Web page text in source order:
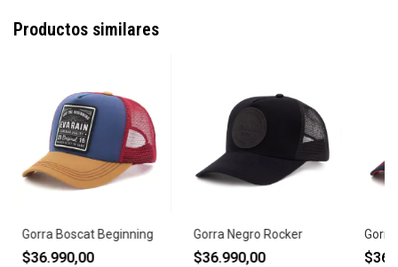
Productos similares
Gorra Boscat Beginning
$36.990,00
Gorra Negro Rocker
$36.990,00